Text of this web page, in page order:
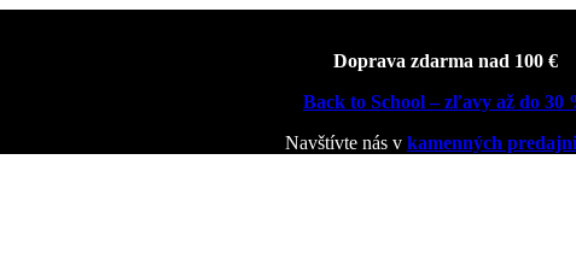
Doprava zdarma nad 100 €
Back to School – zľavy až do 30
Navštívte nás v kamenných